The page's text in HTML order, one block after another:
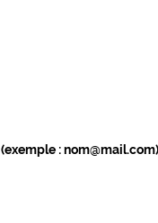
(exemple : nom@mail.com)